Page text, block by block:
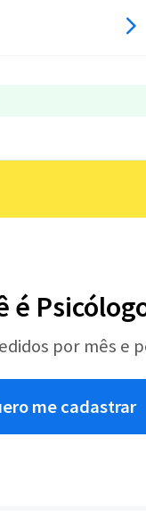
é
por mês e
me cadastrar